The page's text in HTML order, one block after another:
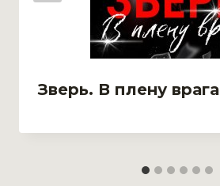
Зверь. В плену врага